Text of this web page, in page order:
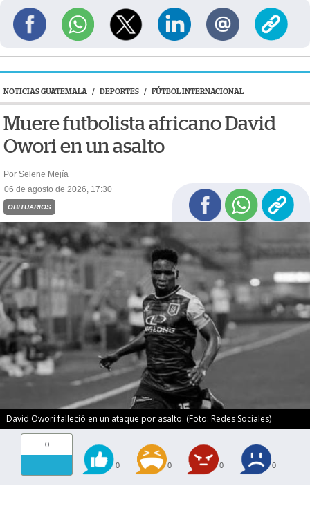
NOTICIAS GUATEMALA / DEPORTES / FÚTBOL INTERNACIONAL
Muere futbolista africano David
Owori en un asalto
Por Selene Mejía
06 de agosto de 2026, 17:30
OBITUARIOS
David Owori falleció en un ataque por asalto. (Foto: Redes Sociales)
0
0 0 0 0